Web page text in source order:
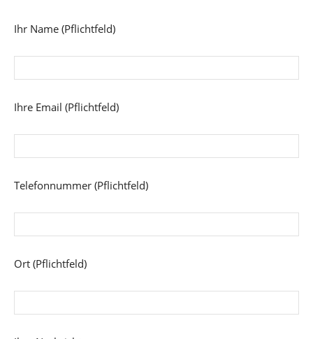
Ihr Name (Pflichtfeld)
Ihre Email (Pflichtfeld)
Telefonnummer (Pflichtfeld)
Ort (Pflichtfeld)